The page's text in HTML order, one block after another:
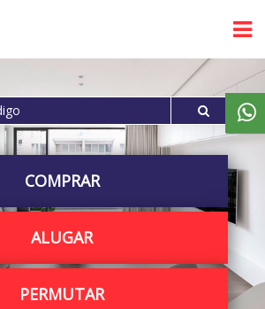
COMPRAR
ALUGAR
PERMUTAR